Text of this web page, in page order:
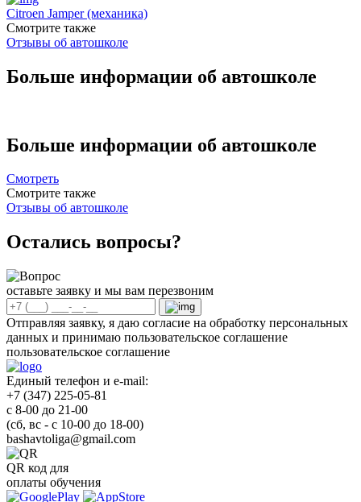
Citroen Jamper (механика)
Смотрите также
Отзывы об автошколе
Больше информации об автошколе
Больше информации об автошколе
Смотреть
Смотрите также
Отзывы об автошколе
Остались вопросы?
оставьте заявку и мы вам перезвоним
Отправляя заявку, я даю согласие на обработку персональных
данных и принимаю пользовательское соглашение
пользовательское соглашение
Единый телефон и e-mail:
+7 (347) 225-05-81
с 8-00 до 21-00
(сб, вс - с 10-00 до 18-00)
bashavtoliga@gmail.com
QR код для
оплаты обучения